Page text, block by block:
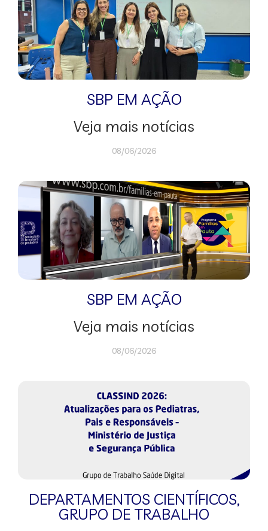
SBP EM AÇÃO
Veja mais notícias
08/06/2026
SBP EM AÇÃO
Veja mais notícias
08/06/2026
DEPARTAMENTOS CIENTÍFICOS,
GRUPO DE TRABALHO